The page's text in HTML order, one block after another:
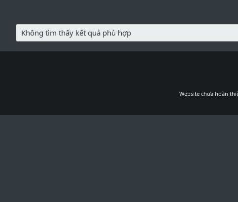
Không tìm thấy kết quả phù hợp
Website chưa hoàn